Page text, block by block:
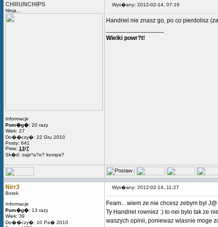
CHRUNCHIPS
Ninja...
Informacje
Pom�g�: 20 razy
Wiek: 27
Do��czy�: 22 Gru 2010
Posty: 641
Piwa: 13/7
Sk�d: zaje*a?e? kompa?
Wys�any: 2012-02-14, 07:16
Handriel nie znasz go, po co pierdolisz
Wielki powr?t!
Nirr3
Botek
Informacje
Pom�g�: 13 razy
Wiek: 39
Do��czy�: 10 Pa� 2010
Wys�any: 2012-02-14, 11:27
Feam... wiem ze nie chcesz zebym byl
Ty Handriel rowniez :) to nei bylo tak ze
waszych opinii, poniewaz wlasnie moge